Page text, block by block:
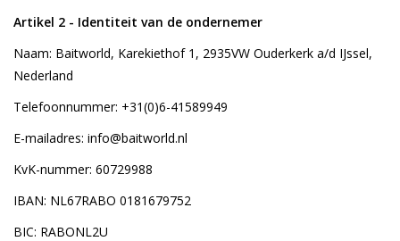
Artikel 2 - Identiteit van de ondernemer
Naam: Baitworld, Karekiethof 1, 2935VW Ouderkerk a/d IJssel,
Nederland
Telefoonnummer: +31(0)6-41589949
E-mailadres: info@baitworld.nl
KvK-nummer: 60729988
IBAN: NL67RABO 0181679752
BIC: RABONL2U